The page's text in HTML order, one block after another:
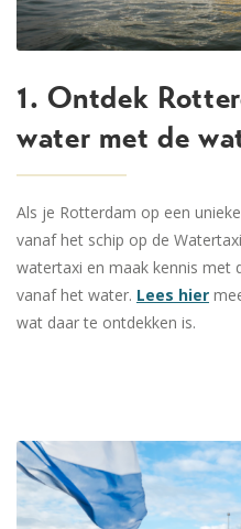
1. Ontdek
water met de
Als je Rotterdam op een
vanaf het schip op de
watertaxi en maak kennis met
vanaf het water. Lees hier
wat daar te ontdekken is.